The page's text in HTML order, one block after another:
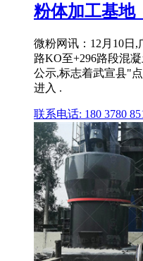
粉体加工基地
微粉网讯：12月10日
路KO至+296路段混
公示,标志着武宣县"
进入 .
联系电话: 180 3780